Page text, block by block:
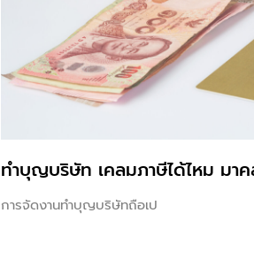
ทําบุญบริษัท เคลมภาษีได้ไหม มา
การจัดงานทำบุญบริษัทถือเป